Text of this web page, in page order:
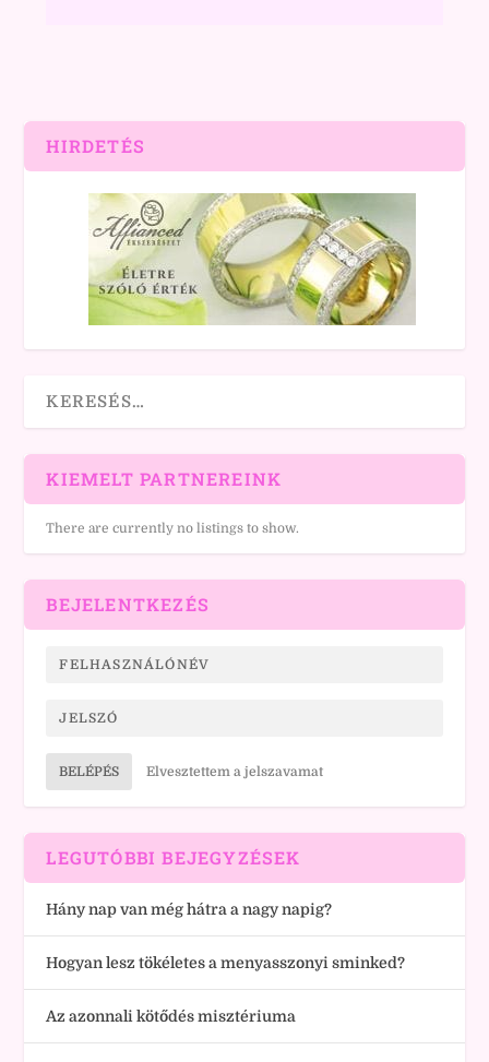
HIRDETÉS
KIEMELT PARTNEREINK
There are currently no listings to show.
BEJELENTKEZÉS
BELÉPÉS Elvesztettem a jelszavamat
LEGUTÓBBI BEJEGYZÉSEK
Hány nap van még hátra a nagy napig?
Hogyan lesz tökéletes a menyasszonyi sminked?
Az azonnali kötődés misztériuma